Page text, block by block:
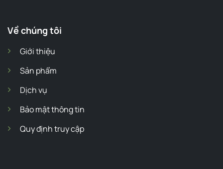
Về chúng tôi
Giới thiệu
Sản phẩm
Dịch vụ
Bảo mật thông tin
Quy định truy cập